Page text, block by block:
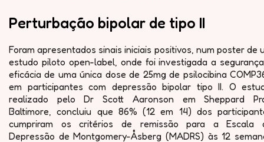
Perturbação bipolar de tipo II
Foram apresentados sinais iniciais positivos, num poster de
estudo piloto open-label, onde foi investigada a
eficácia de uma única dose de 25mg de psilocibina
em participantes com depressão bipolar tipo II. O
realizado pelo Dr Scott Aaronson em Sheppard
Baltimore, concluiu que 86% (12 em 14) dos
cumpriram os critérios de remissão para a Escala
Depressão de Montgomery-Åsberg (MADRS) às 12